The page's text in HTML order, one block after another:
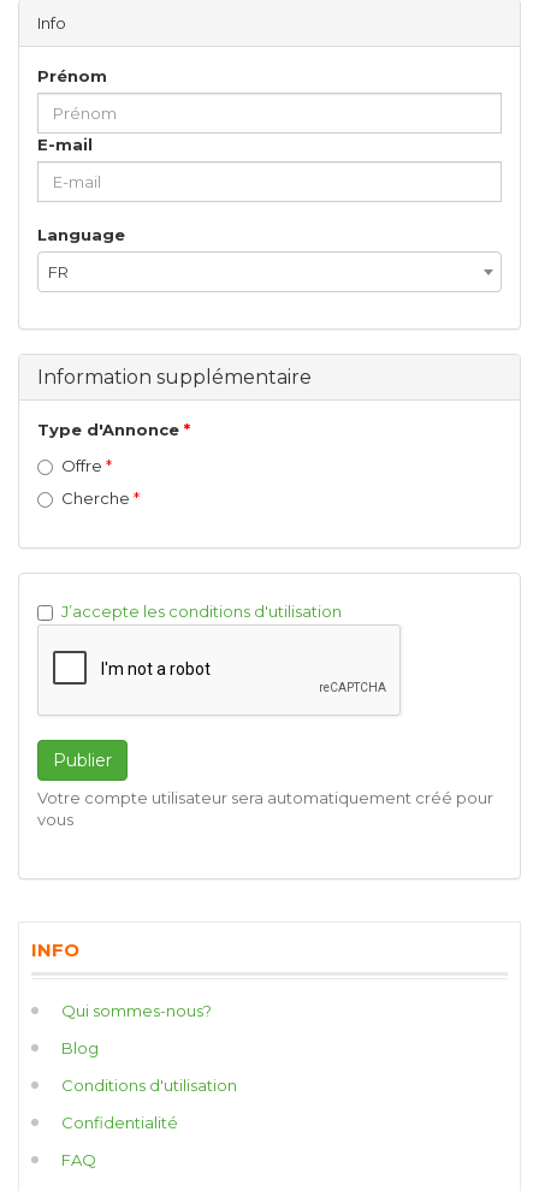
Info
Prénom
E-mail
Language
FR
Information supplémentaire
Type d'Annonce
Offre
Cherche
J’accepte les conditions d'utilisation
Publier
Votre compte utilisateur sera automatiquement créé pour
vous
INFO
Qui sommes-nous?
Blog
Conditions d'utilisation
Confidentialité
FAQ